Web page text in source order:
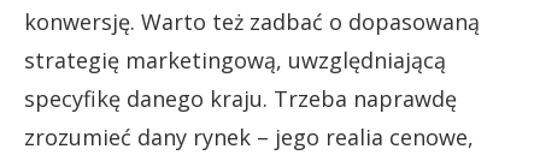
konwersję. Warto też zadbać o dopasowaną
strategię marketingową, uwzględniającą
specyfikę danego kraju. Trzeba naprawdę
zrozumieć dany rynek – jego realia cenowe,